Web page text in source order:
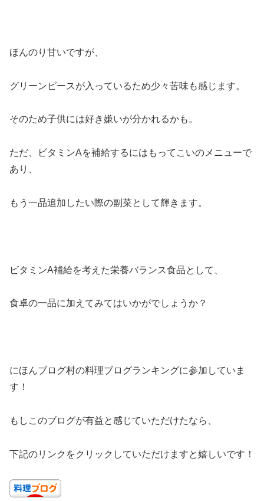
ほんのり甘いですが、
グリーンピースが入っているため少々苦味も感じます。
そのため子供には好き嫌いが分かれるかも。
ただ、ビタミンAを補給するにはもってこいのメニューで
あり、
もう一品追加したい際の副菜として輝きます。
ビタミンA補給を考えた栄養バランス食品として、
食卓の一品に加えてみてはいかがでしょうか？
にほんブログ村の料理ブログランキングに参加していま
す！
もしこのブログが有益と感じていただけたなら、
下記のリンクをクリックしていただけますと嬉しいです！